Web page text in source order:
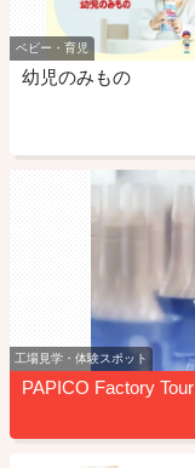
ベビー・育児
幼児のみもの
工場見学・体験スポット
PAPICO Factory Tour